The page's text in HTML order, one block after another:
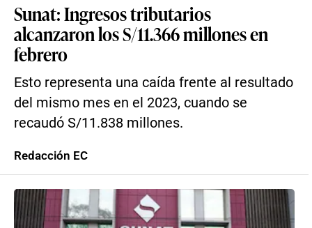
Sunat: Ingresos tributarios
alcanzaron los S/11.366 millones en
febrero
Esto representa una caída frente al resultado
del mismo mes en el 2023, cuando se
recaudó S/11.838 millones.
Redacción EC